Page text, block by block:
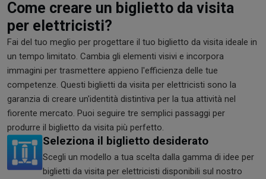
Come creare un biglietto da visita
per elettricisti?
Fai del tuo meglio per progettare il tuo biglietto da visita ideale in
un tempo limitato. Cambia gli elementi visivi e incorpora
immagini per trasmettere appieno l'efficienza delle tue
competenze. Questi biglietti da visita per elettricisti sono la
garanzia di creare un'identità distintiva per la tua attività nel
fiorente mercato. Puoi seguire tre semplici passaggi per
produrre il biglietto da visita più perfetto.
Seleziona il biglietto desiderato
Scegli un modello a tua scelta dalla gamma di idee per
biglietti da visita per elettricisti disponibili sul nostro